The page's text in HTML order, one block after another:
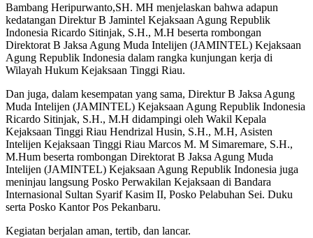
Bambang Heripurwanto,SH. MH menjelaskan bahwa adapun
kedatangan Direktur B Jamintel Kejaksaan Agung Republik
Indonesia Ricardo Sitinjak, S.H., M.H beserta rombongan
Direktorat B Jaksa Agung Muda Intelijen (JAMINTEL) Kejaksaan
Agung Republik Indonesia dalam rangka kunjungan kerja di
Wilayah Hukum Kejaksaan Tinggi Riau.
Dan juga, dalam kesempatan yang sama, Direktur B Jaksa Agung
Muda Intelijen (JAMINTEL) Kejaksaan Agung Republik Indonesia
Ricardo Sitinjak, S.H., M.H didampingi oleh Wakil Kepala
Kejaksaan Tinggi Riau Hendrizal Husin, S.H., M.H, Asisten
Intelijen Kejaksaan Tinggi Riau Marcos M. M Simaremare, S.H.,
M.Hum beserta rombongan Direktorat B Jaksa Agung Muda
Intelijen (JAMINTEL) Kejaksaan Agung Republik Indonesia juga
meninjau langsung Posko Perwakilan Kejaksaan di Bandara
Internasional Sultan Syarif Kasim II, Posko Pelabuhan Sei. Duku
serta Posko Kantor Pos Pekanbaru.
Kegiatan berjalan aman, tertib, dan lancar.